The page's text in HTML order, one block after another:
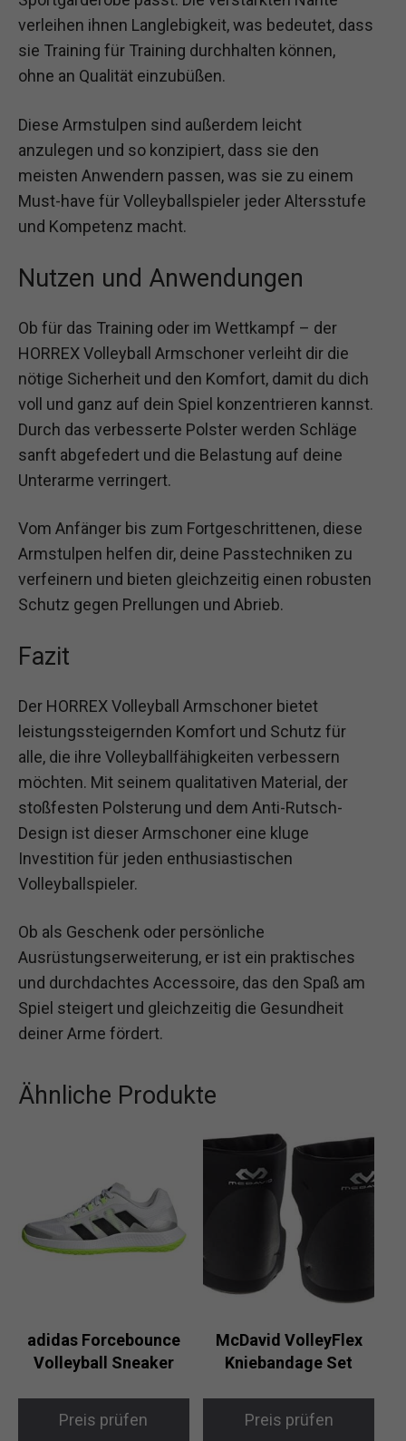
verleihen ihnen Langlebigkeit, was bedeutet, dass
sie Training für Training durchhalten können,
ohne an Qualität einzubüßen.
Diese Armstulpen sind außerdem leicht
anzulegen und so konzipiert, dass sie den
meisten Anwendern passen, was sie zu einem
Must-have für Volleyballspieler jeder Altersstufe
und Kompetenz macht.
Nutzen und Anwendungen
Ob für das Training oder im Wettkampf – der
HORREX Volleyball Armschoner verleiht dir die
nötige Sicherheit und den Komfort, damit du dich
voll und ganz auf dein Spiel konzentrieren kannst.
Durch das verbesserte Polster werden Schläge
sanft abgefedert und die Belastung auf deine
Unterarme verringert.
Vom Anfänger bis zum Fortgeschrittenen, diese
Armstulpen helfen dir, deine Passtechniken zu
verfeinern und bieten gleichzeitig einen robusten
Schutz gegen Prellungen und Abrieb.
Fazit
Der HORREX Volleyball Armschoner bietet
leistungssteigernden Komfort und Schutz für
alle, die ihre Volleyballfähigkeiten verbessern
möchten. Mit seinem qualitativen Material, der
stoßfesten Polsterung und dem Anti-Rutsch-
Design ist dieser Armschoner eine kluge
Investition für jeden enthusiastischen
Volleyballspieler.
Ob als Geschenk oder persönliche
Ausrüstungserweiterung, er ist ein praktisches
und durchdachtes Accessoire, das den Spaß am
Spiel steigert und gleichzeitig die Gesundheit
deiner Arme fördert.
Ähnliche Produkte
adidas Forcebounce
Volleyball Sneaker
Preis prüfen
McDavid VolleyFlex
Kniebandage Set
Preis prüfen